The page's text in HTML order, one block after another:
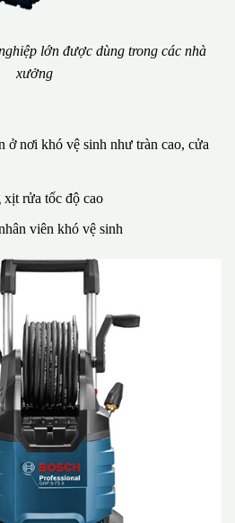
lớn được dùng trong các nhà
xưởng
ở nơi khó vệ sinh như tràn cao, cửa
xịt rửa tốc độ cao
viên khó vệ sinh